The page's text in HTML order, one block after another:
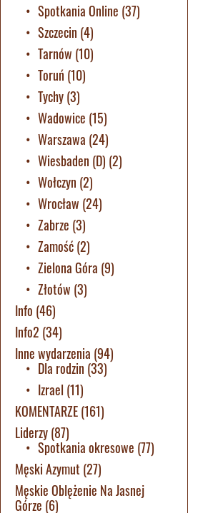
Spotkania Online (37)
Szczecin (4)
Tarnów (10)
Toruń (10)
Tychy(3)
Wadowice (15)
Warszawa (24)
Wiesbaden (D) (2)
Wołczyn (2)
Wrocław (24)
Zabrze (3)
Zamość(2)
Zielona Góra (9)
Złotów (3)
Info (46)
Info2 (34)
Inne wydarzenia (94)
Dla rodzin (33)
Izrael (11)
KOMENTARZE(161)
Liderzy(87)
Spotkania okresowe (77)
Męski Azymut (27)
Męskie Oblężenie Na Jasnej
Górze (6)